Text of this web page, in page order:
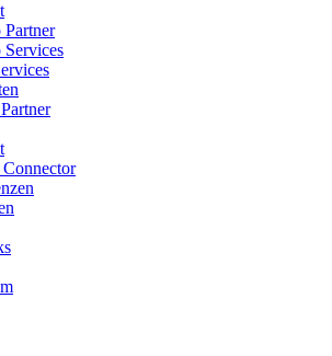
Partner
Services
Connector